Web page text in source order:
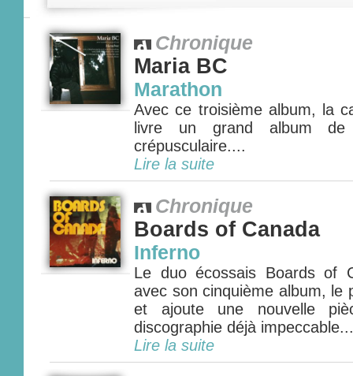
Chronique
Maria BC
Marathon
Avec ce troisième album, la
livre un grand album
crépusculaire....
Lire la suite
Chronique
Boards of Canada
Inferno
Le duo écossais Boards of
avec son cinquième album, le
et ajoute une nouvelle
discographie déjà
Lire la suite